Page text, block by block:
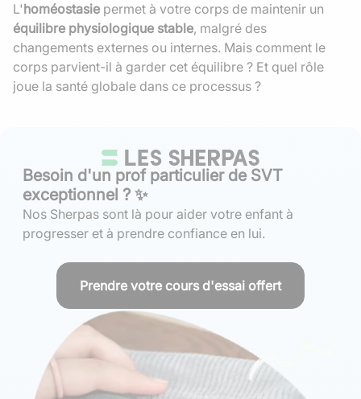
L'homéostasie permet à votre corps de maintenir un
équilibre physiologique stable, malgré des
changements externes ou internes. Mais comment le
corps parvient-il à garder cet équilibre ? Et quel rôle
joue la santé globale dans ce processus ?
Besoin d'un prof particulier de SVT
exceptionnel ? ✨
Nos Sherpas sont là pour aider votre enfant à
progresser et à prendre confiance en lui.
Prendre votre cours d'essai offert